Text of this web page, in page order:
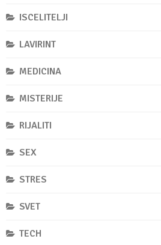
ISCELITELJI
LAVIRINT
MEDICINA
MISTERIJE
RIJALITI
SEX
STRES
SVET
TECH